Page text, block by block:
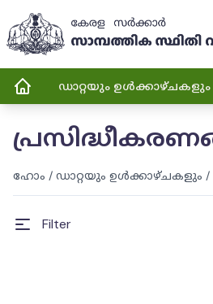
ഡാറ്റയും ഉൾക്കാഴ്ചകളും
ഹോം / ഡാറ്റയും ഉൾക്കാഴ്ചകളും /
Filter